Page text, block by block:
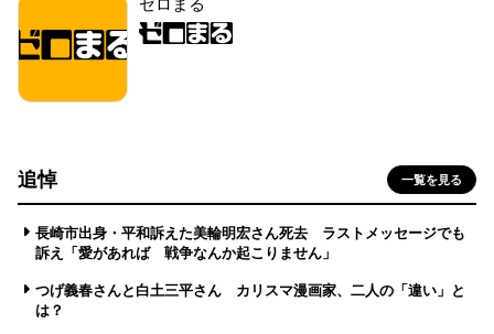
追悼 一覧を見る
長崎市出身・平和訴えた美輪明宏さん死去 ラストメッセージでも
訴え「愛があれば 戦争なんか起こりません」
つげ義春さんと白土三平さん カリスマ漫画家、二人の「違い」と
は？